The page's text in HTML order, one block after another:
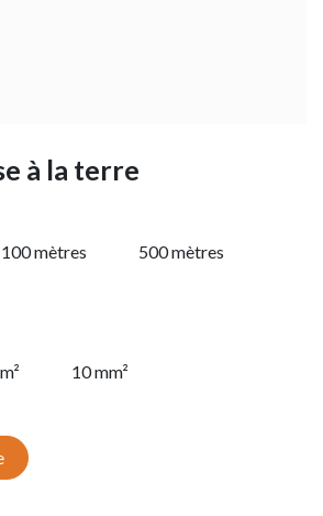
à la terre
100 mètres 500 mètres
10 mm²